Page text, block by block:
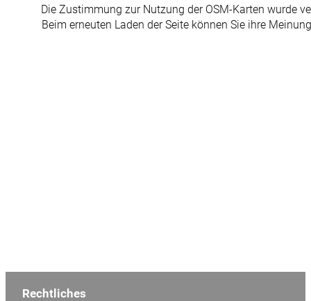
Die Zustimmung zur Nutzung der OSM-Karten wurde
Beim erneuten Laden der Seite können Sie ihre
Rechtliches